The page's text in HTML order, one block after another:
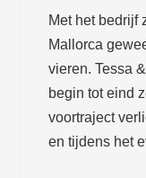
Met het bedrijf
Mallorca
vieren. Tessa
begin tot eind
voortraject
en tijdens het